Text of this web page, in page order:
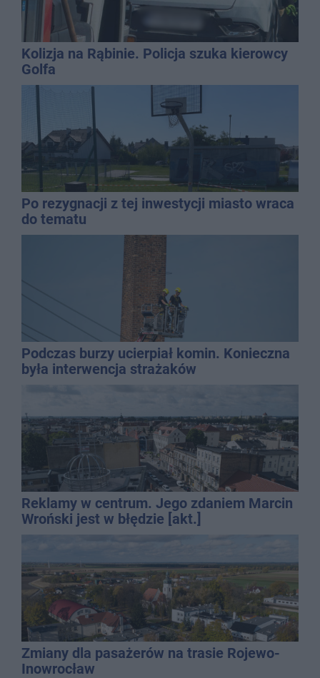
Kolizja na Rąbinie. Policja szuka kierowcy
Golfa
Po rezygnacji z tej inwestycji miasto wraca
do tematu
Podczas burzy ucierpiał komin. Konieczna
była interwencja strażaków
Reklamy w centrum. Jego zdaniem Marcin
Wroński jest w błędzie [akt.]
Zmiany dla pasażerów na trasie Rojewo-
Inowrocław